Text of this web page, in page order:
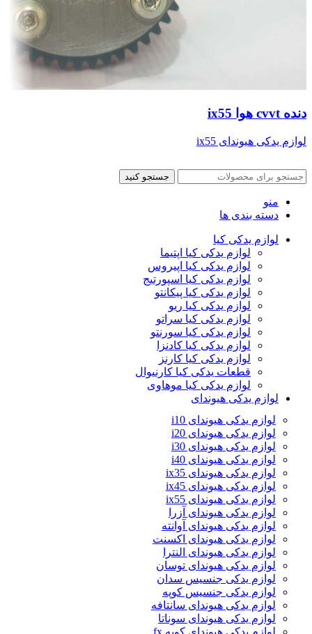
دنده cvvt هوا ix55
لوازم یدکی هیوندای ix55
جستجو کنید
منو
دسته بندی ها
لوازم یدکی کیا
لوازم یدکی کیا اپتیما
لوازم یدکی کیا اپیروس
لوازم یدکی کیا اسپورتیج
لوازم یدکی کیا پیکانتو
لوازم یدکی کیا ریو
لوازم یدکی کیا سراتو
لوازم یدکی کیا سورنتو
لوازم یدکی کیا کادنزا
لوازم یدکی کیا کارنز
قطعات یدکی کیا کارنیوال
لوازم یدکی کیا موهاوی
لوازم یدکی هیوندای
لوازم یدکی هیوندای i10
لوازم یدکی هیوندای i20
لوازم یدکی هیوندای i30
لوازم یدکی هیوندای i40
لوازم یدکی هیوندای ix35
لوازم یدکی هیوندای ix45
لوازم یدکی هیوندای ix55
لوازم یدکی هیوندای آزرا
لوازم یدکی هیوندای آوانته
لوازم یدکی هیوندای اکسنت
لوازم یدکی هیوندای النترا
لوازم یدکی هیوندای توسان
لوازم یدکی جنسیس سدان
لوازم یدکی جنسیس کوپه
لوازم یدکی هیوندای سانتافه
لوازم یدکی هیوندای سوناتا
لوازم یدکی هیوندای کوپه fx